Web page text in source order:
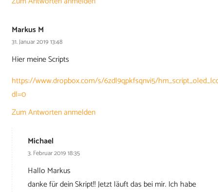
Markus M
31. Januar 2019 13:48
Hier meine Scripts
https://www.dropbox.com/s/6zdl9qpkfsqnvi5/
dl=0
Zum Antworten anmelden
Michael
3. Februar 2019 18:35
Hallo Markus
danke für dein Skript!! Jetzt läuft das bei mir. Ich habe